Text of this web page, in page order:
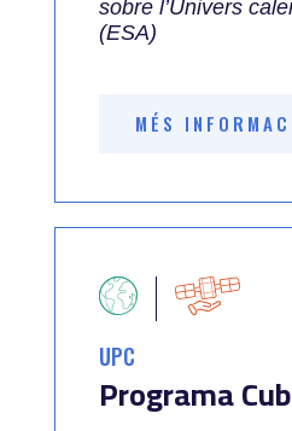
sobre l’Univers
(ESA)
MÉS
UPC
Programa